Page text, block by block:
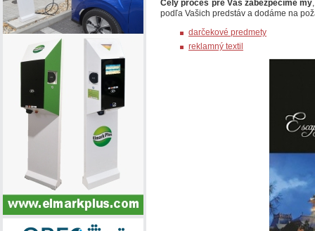
Celý proces pre Vás zabezpečíme my
podľa Vašich predstáv a dodáme na
darčekové predmety
reklamný textil